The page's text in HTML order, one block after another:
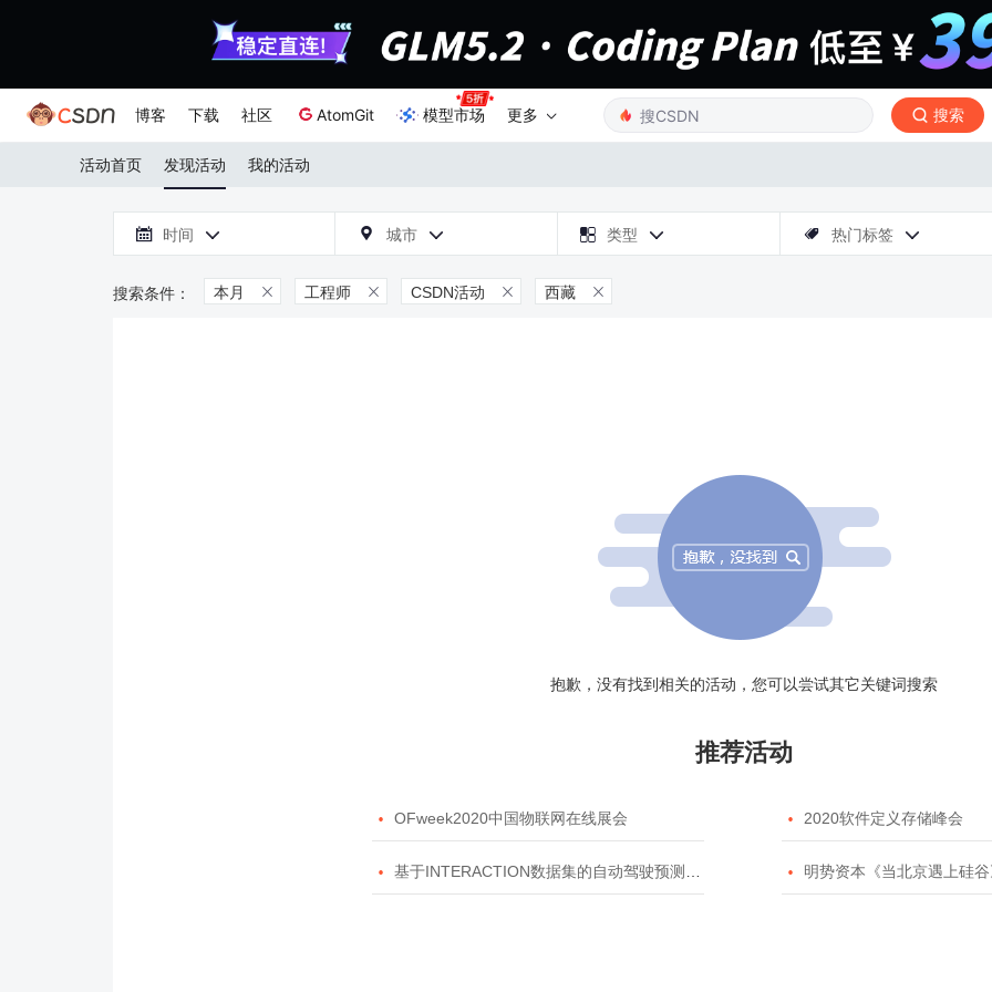
博客 下载 社区 AtomGit 模型市场 更多 搜索
活动首页 发现活动 我的活动
 时间   城市   类型   热门标签 
本月  工程师  CSDN活动  西藏 
抱歉，没有找到相关的活动，您可以尝试其它关键词搜索
推荐活动
 OFweek2020中国物联网在线展会  2020软件定义存储峰会
 基于INTERACTION数据集的自动驾驶预测模型挑战赛  明势资本《当北京遇上硅谷》系列